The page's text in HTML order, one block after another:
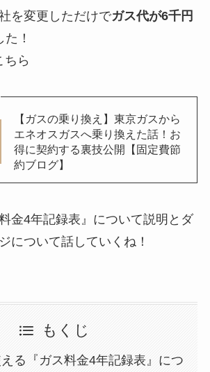
を変更しただけでガス代が6千円
！
ちら
【ガスの乗り換え】東京ガスから
エネオスガスへ乗り換えた話！お
得に契約する裏技公開【固定費節
約ブログ】
金4年記録表』について説明とダ
について話していくね！
もくじ
る『ガス料金4年記録表』につ